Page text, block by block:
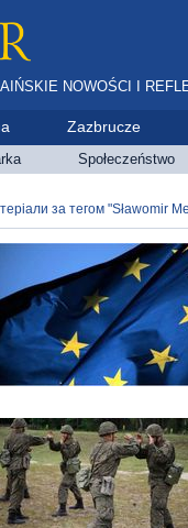
NOWOŚCI I
Zazbrucze
Społeczeństwo
за тегом "Sławomir